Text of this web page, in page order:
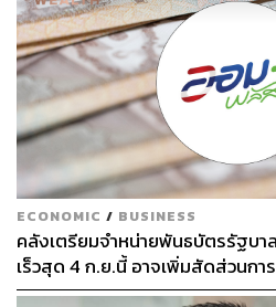
ECONOMIC / BUSINESS
คลังเตรียมจำหน่ายพันธบัตรรัฐบา
เร็วสุด 4 ก.ย.นี้ อาจเพิ่มสัดส่วนก
First มากขึ้น